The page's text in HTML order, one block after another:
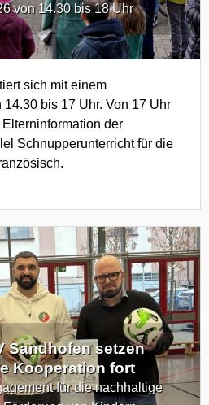
von 14.30 bis 18 Uhr
sich mit einem
14.30 bis 17 Uhr. Von 17 Uhr
der
Schnupperunterricht für die
Sandhofen setzen
Kooperation fort
für die nachhaltige